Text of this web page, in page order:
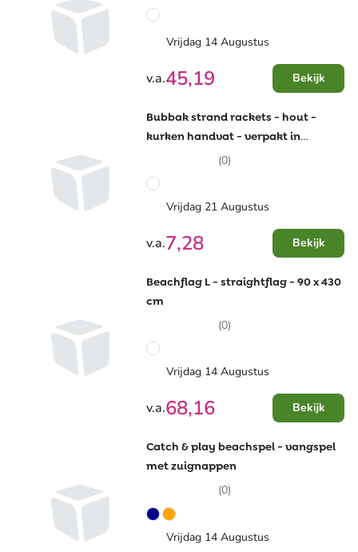
Vrijdag 14 Augustus
v.a.45,19 Bekijk
Bubbak strand rackets - hout -
kurken handvat - verpakt in
katoenen zakje
(0)
Vrijdag 21 Augustus
v.a.7,28 Bekijk
Beachflag L - straightflag - 90 x 430
cm
(0)
Vrijdag 14 Augustus
v.a.68,16 Bekijk
Catch & play beachspel - vangspel
met zuignappen
(0)
Vrijdag 14 Augustus